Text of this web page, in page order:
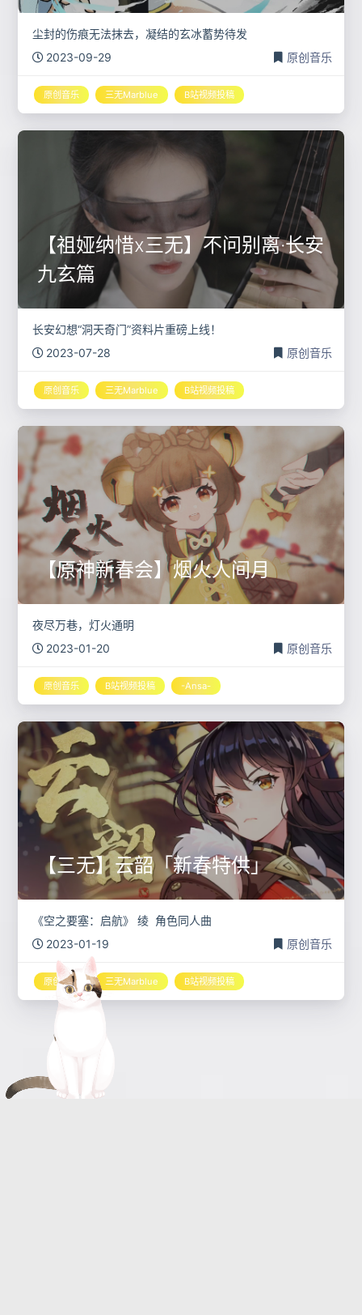
尘封的伤痕无法抹去，凝结的玄冰蓄势待发
2023-09-29
原创音乐
原创音乐 三无Marblue B站视频投稿
【祖娅纳惜x三无】不问别离·长安
九玄篇
长安幻想“洞天奇门”资料片重磅上线！
2023-07-28
原创音乐
原创音乐 三无Marblue B站视频投稿
【原神新春会】烟火人间月
夜尽万巷，灯火通明
2023-01-20
原创音乐
原创音乐 B站视频投稿 -Ansa-
【三无】云韶「新春特供」
《空之要塞：启航》 绫 角色同人曲
2023-01-19
原创音乐
原创音乐 三无Marblue B站视频投稿